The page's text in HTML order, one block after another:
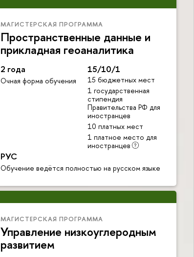
МАГИСТЕРСКАЯ ПРОГРАММА
Пространственные данные и
прикладная геоаналитика
2 года
Очная форма обучения
15/10/1
15 бюджетных мест
1 государственная
стипендия
Правительства РФ для
иностранцев
10 платных мест
1 платное место для
иностранцев
РУС
Обучение ведётся полностью на русском языке
МАГИСТЕРСКАЯ ПРОГРАММА
Управление низкоуглеродным
развитием